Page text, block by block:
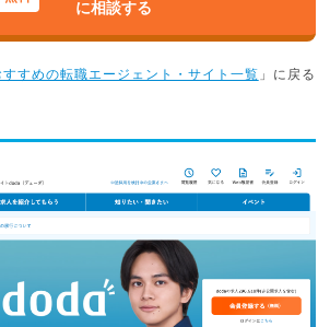
に相談する
すすめの転職エージェント・サイト一覧 」に戻る